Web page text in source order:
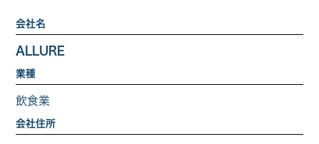
会社名
ALLURE
業種
飲食業
会社住所